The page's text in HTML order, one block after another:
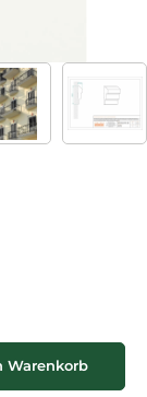
die
Warenkorb